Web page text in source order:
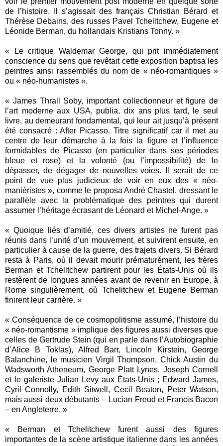
de l’histoire. Il s’agissait des français Christian Bérard et
Thérèse Debains, des russes Pavel Tchelitchew, Eugene et
Léonide Berman, du hollandais Kristians Tonny. »
« Le critique Waldemar George, qui prit immédiatement
conscience du sens que revêtait cette exposition baptisa les
peintres ainsi rassemblés du nom de « néo-romantiques »
ou « néo-humanistes ».
« James Thrall Soby, important collectionneur et figure de
l’art moderne aux USA, publia, dix ans plus tard, le seul
livre, au demeurant fondamental, qui leur ait jusqu’à présent
été consacré : After Picasso. Titre significatif car il met au
centre de leur démarche à la fois la figure et l’influence
formidables de Picasso (en particulier dans ses périodes
bleue et rose) et la volonté (ou l’impossibilité) de le
dépasser, de dégager de nouvelles voies. Il serait de ce
point de vue plus judicieux de voir en eux des « néo-
maniéristes », comme le proposa André Chastel, dressant le
parallèle avec la problématique des peintres qui durent
assumer l’héritage écrasant de Léonard et Michel-Ange. »
« Quoique liés d’amitié, ces divers artistes ne furent pas
réunis dans l’unité d’un mouvement, et suivirent ensuite, en
particulier à cause de la guerre, des trajets divers. Si Bérard
resta à Paris, où il devait mourir prématurément, les frères
Berman et Tchelitchew partirent pour les États-Unis où ils
restèrent de longues années avant de revenir en Europe, à
Rome singulièrement, où Tchelitchew et Eugene Berman
finirent leur carrière. »
« Conséquence de ce cosmopolitisme assumé, l’histoire du
« néo-romantisme » implique des figures aussi diverses que
celles de Gertrude Stein (qui en parle dans l’Autobiographie
d’Alice B Toklas), Alfred Barr, Lincoln Kirstein, George
Balanchine, le musicien Virgil Thompson, Chick Austin du
Wadsworth Atheneum, George Platt Lynes, Joseph Cornell
et le galeriste Julian Levy aux États-Unis ; Edward James,
Cyril Connolly, Edith Sitwell, Cecil Beaton, Peter Watson,
mais aussi deux débutants – Lucian Freud et Francis Bacon
– en Angleterre. »
« Berman et Tchelitchew furent aussi des figures
importantes de la scène artistique italienne dans les années